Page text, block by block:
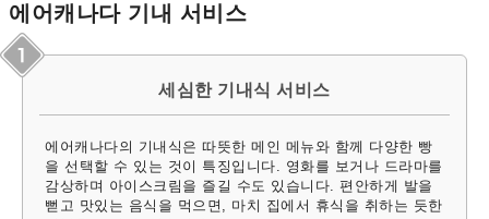
에어캐나다 기내 서비스
세심한 기내식 서비스
에어캐나다의 기내식은 따뜻한 메인 메뉴와 함께 다양한 빵
을 선택할 수 있는 것이 특징입니다. 영화를 보거나 드라마를
감상하며 아이스크림을 즐길 수도 있습니다. 편안하게 발을
뻗고 맛있는 음식을 먹으면, 마치 집에서 휴식을 취하는 듯한